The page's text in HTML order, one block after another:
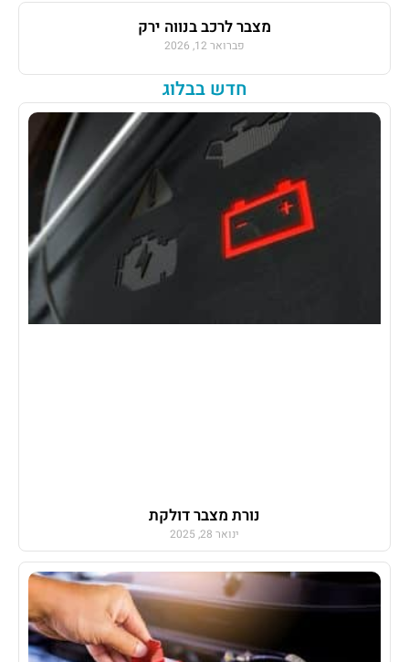
מצבר לרכב בנווה ירק
פברואר 12, 2026
חדש בבלוג
נורת מצבר דולקת
ינואר 28, 2025